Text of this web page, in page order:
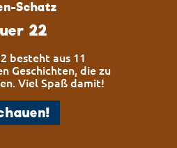
Schatz
22
besteht aus 11
Geschichten, die zu
Viel Spaß damit!